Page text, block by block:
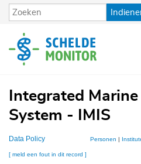
Overslaan
en
de
inhoud
Integrated
System - IMIS
Data Policy Personen |
[ meld een fout in dit record ]